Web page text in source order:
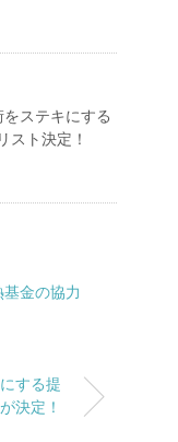
ステキにする
ト決定！
金の協力
する提
決定！